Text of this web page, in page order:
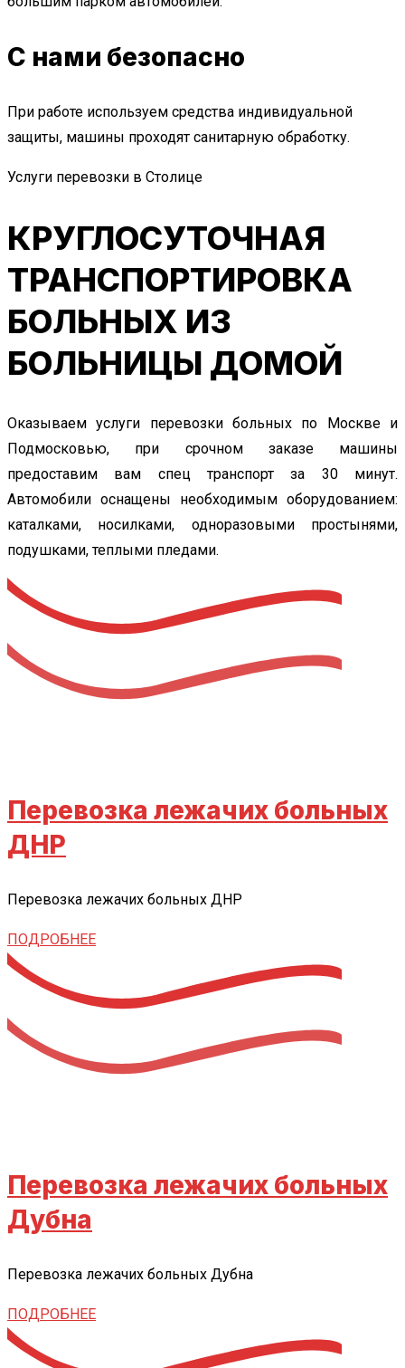
С нами безопасно
При работе используем средства индивидуальной
защиты, машины проходят санитарную обработку.
Услуги перевозки в Столице
КРУГЛОСУТОЧНАЯ
ТРАНСПОРТИРОВКА
БОЛЬНЫХ ИЗ
БОЛЬНИЦЫ ДОМОЙ
Оказываем услуги перевозки больных по Москве и
Подмосковью, при срочном заказе машины
предоставим вам спец транспорт за 30 минут.
Автомобили оснащены необходимым оборудованием:
каталками, носилками, одноразовыми простынями,
подушками, теплыми пледами.
Перевозка лежачих больных
ДНР
Перевозка лежачих больных ДНР
ПОДРОБНЕЕ
Перевозка лежачих больных
Дубна
Перевозка лежачих больных Дубна
ПОДРОБНЕЕ